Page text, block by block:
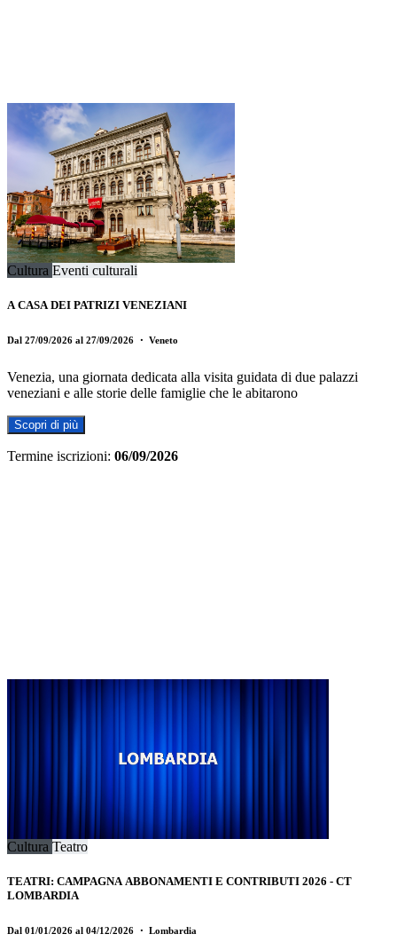
Cultura Eventi culturali
A CASA DEI PATRIZI VENEZIANI
Dal 27/09/2026 al 27/09/2026 ・ Veneto
Venezia, una giornata dedicata alla visita guidata di due palazzi
veneziani e alle storie delle famiglie che le abitarono
Scopri di più
Termine iscrizioni: 06/09/2026
Cultura Teatro
TEATRI: CAMPAGNA ABBONAMENTI E CONTRIBUTI 2026 - CT
LOMBARDIA
Dal 01/01/2026 al 04/12/2026 ・ Lombardia